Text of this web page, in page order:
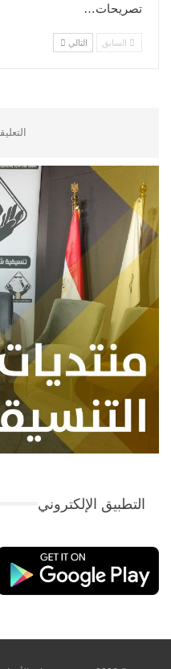
تصريحات…
السابق التالي
التطبيق الإلكتروني